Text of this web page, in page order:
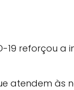
19 reforçou
atendem